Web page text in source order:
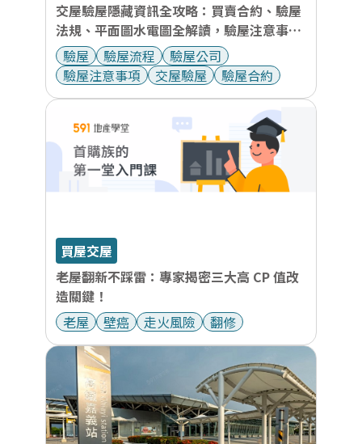
交屋驗屋隱藏資訊全攻略：買賣合約、驗屋
法規、平面圖水電圖全解讀，驗屋注意事項
步驟解析
驗屋 驗屋流程
驗屋公司
驗屋注意事項
交屋驗屋 驗屋合約
買屋交屋
老屋翻新不踩雷：專家揭密三大高 CP 值改
造關鍵！
老屋
壁癌 走火風險 翻修